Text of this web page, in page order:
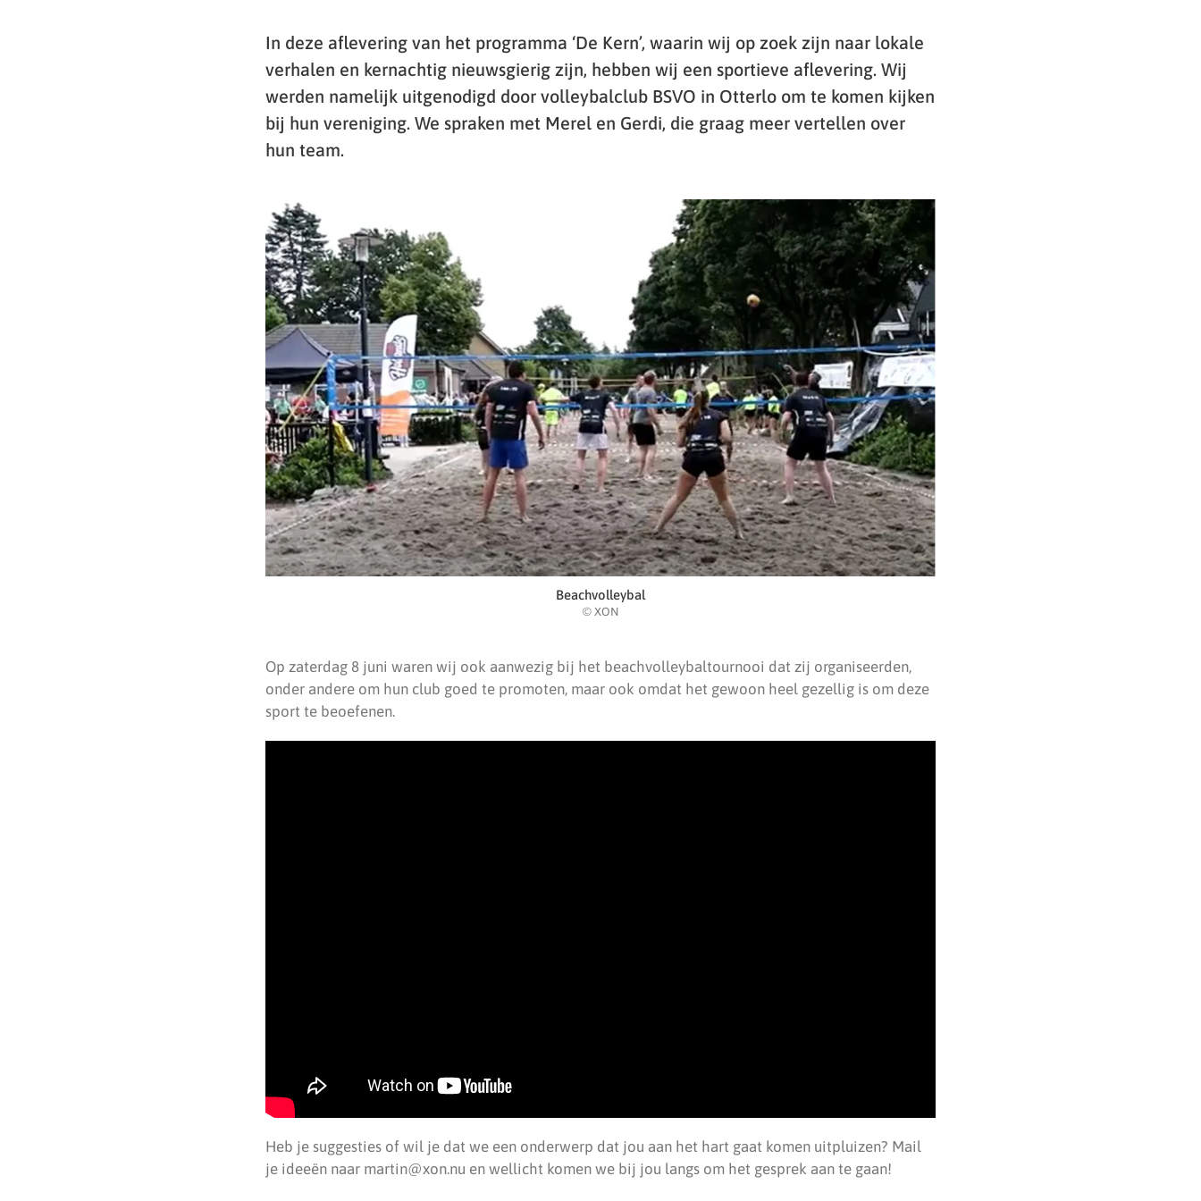
In deze aflevering van het programma ‘De Kern’, waarin wij op zoek zijn naar lokale
verhalen en kernachtig nieuwsgierig zijn, hebben wij een sportieve aflevering. Wij
werden namelijk uitgenodigd door volleybalclub BSVO in Otterlo om te komen kijken
bij hun vereniging. We spraken met Merel en Gerdi, die graag meer vertellen over
hun team.
Beachvolleybal
© XON
Op zaterdag 8 juni waren wij ook aanwezig bij het beachvolleybaltournooi dat zij organiseerden,
onder andere om hun club goed te promoten, maar ook omdat het gewoon heel gezellig is om deze
sport te beoefenen.
Heb je suggesties of wil je dat we een onderwerp dat jou aan het hart gaat komen uitpluizen? Mail
je ideeën naar martin@xon.nu en wellicht komen we bij jou langs om het gesprek aan te gaan!